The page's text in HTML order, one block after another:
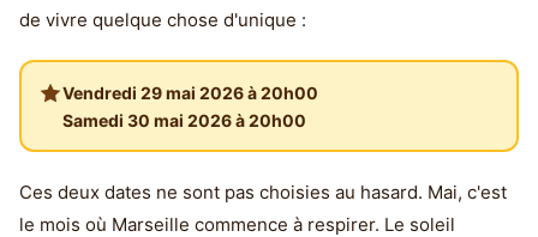
de vivre quelque chose d'unique :
Vendredi 29 mai 2026 à 20h00
Samedi 30 mai 2026 à 20h00
Ces deux dates ne sont pas choisies au hasard. Mai, c'est
le mois où Marseille commence à respirer. Le soleil